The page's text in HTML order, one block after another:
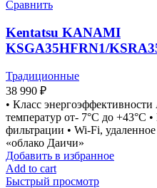
Сравнить
Kentatsu KANAMI
KSGA35HFRN1/
Традиционные
38 990 ₽
• Класс
температур от- 7°С до +43°С
фильтрации • Wi-Fi,
«облако Даичи»
Добавить в избранное
Add to cart
Быстрый просмотр